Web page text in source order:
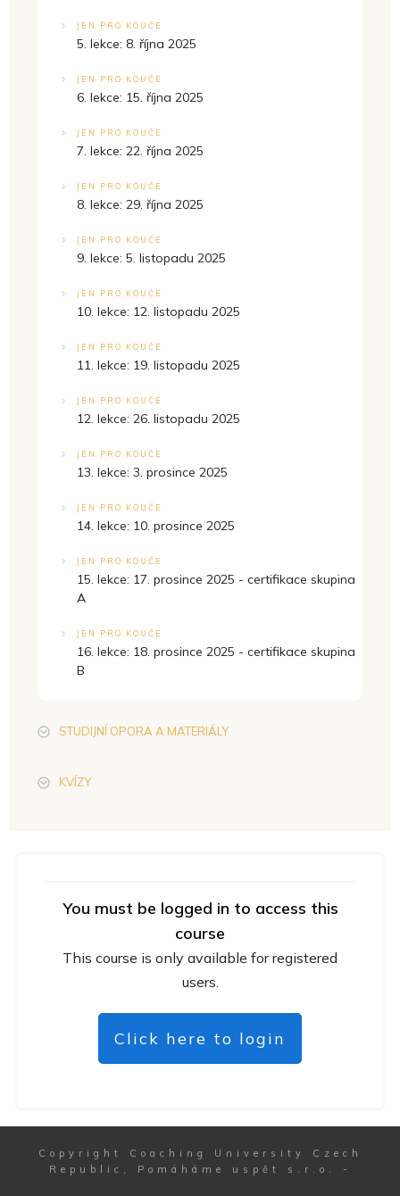
You must be logged in to access this
course
This course is only available for registered
users.
Click here to login
JEN PRO KOUČE
5. lekce: 8. října 2025
JEN PRO KOUČE
6. lekce: 15. října 2025
JEN PRO KOUČE
7. lekce: 22. října 2025
JEN PRO KOUČE
8. lekce: 29. října 2025
JEN PRO KOUČE
9. lekce: 5. listopadu 2025
JEN PRO KOUČE
10. lekce: 12. listopadu 2025
JEN PRO KOUČE
11. lekce: 19. listopadu 2025
JEN PRO KOUČE
12. lekce: 26. listopadu 2025
JEN PRO KOUČE
13. lekce: 3. prosince 2025
JEN PRO KOUČE
14. lekce: 10. prosince 2025
JEN PRO KOUČE
15. lekce: 17. prosince 2025 - certifikace skupina
A
JEN PRO KOUČE
16. lekce: 18. prosince 2025 - certifikace skupina
B
STUDIJNÍ OPORA A MATERIÁLY
KVÍZY
Copyright
Coaching University Czech
Republic, Pomáháme uspět s.r.o.
-